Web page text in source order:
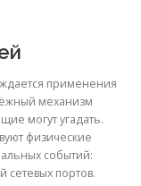
применения
механизм
могут угадать.
физические
событий:
портов.